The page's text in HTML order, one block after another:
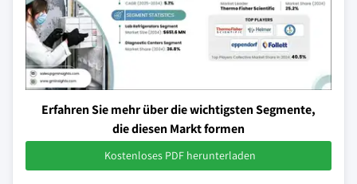
Erfahren Sie mehr über die wichtigsten Segmente,
die diesen Markt formen
Kostenloses PDF herunterladen